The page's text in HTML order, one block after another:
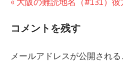
稿
ナ
投
コメントを残す
メールアドレスが公開される